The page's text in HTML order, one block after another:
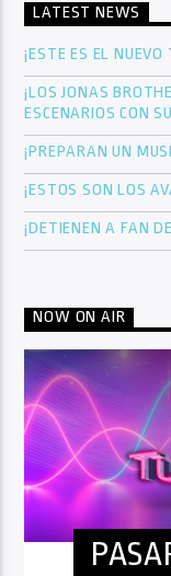
LATEST NEWS
¡ESTE ES EL
¡LOS JONAS
ESCENARIOS CON
¡PREPARAN UN
¡ESTOS SON LOS
¡DETIENEN A FAN
NOW ON AIR